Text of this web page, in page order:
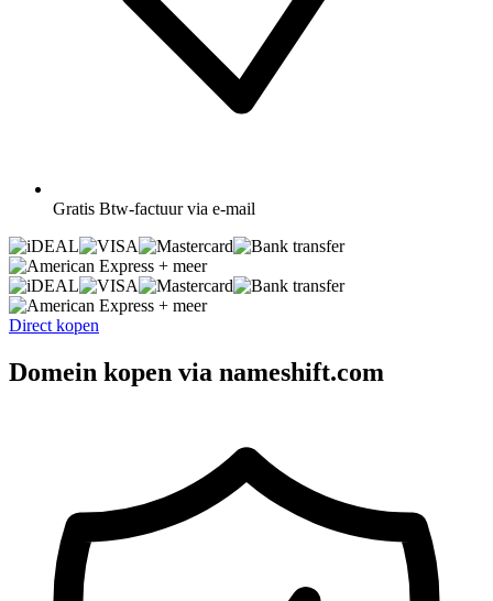
Gratis Btw-factuur via e-mail
+ meer
+ meer
Direct kopen
Domein kopen via nameshift.com